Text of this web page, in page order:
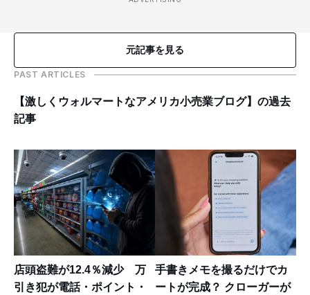
元記事を見る
PAST ARTICLES
【激しくウォルマートなアメリカ小売業ブログ】の過去
記事
店頭盗難が12.4％減少 万
引き犯が電話・ポイント・
手書きメモを撮るだけでカ
ートが完成？ クローガーが